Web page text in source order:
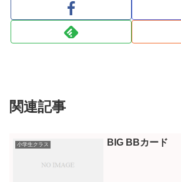
関連記事
小学生クラス BIG BBカード